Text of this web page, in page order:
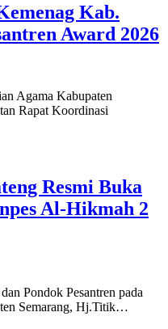
Kab.
Award 2026
Agama Kabupaten
Rapat Koordinasi
Resmi Buka
Al-Hikmah 2
Pondok Pesantren pada
Semarang, Hj.Titik…